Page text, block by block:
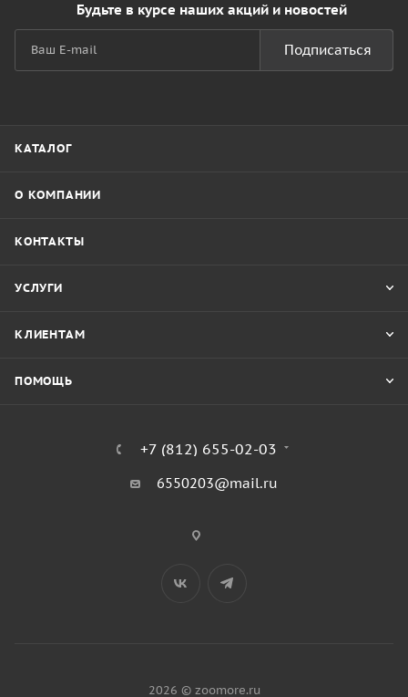
Будьте в курсе наших акций и новостей
Подписаться
КАТАЛОГ
О КОМПАНИИ
КОНТАКТЫ
УСЛУГИ
КЛИЕНТАМ
ПОМОЩЬ
+7 (812) 655-02-03
6550203@mail.ru
2026 © zoomore.ru